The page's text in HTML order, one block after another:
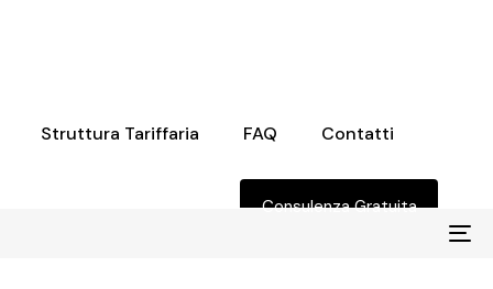
Struttura Tariffaria FAQ Contatti
Consulenza Gratuita